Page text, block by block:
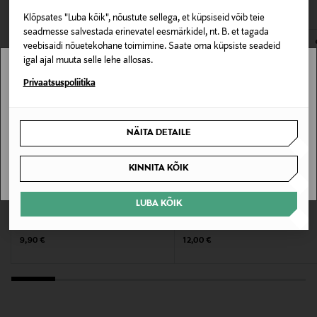
Klõpsates "Luba kõik", nõustute sellega, et küpsiseid võib teie
seadmesse salvestada erinevatel eesmärkidel, nt. B. et tagada
veebisaidi nõuetekohane toimimine. Saate oma küpsiste seadeid
igal ajal muuta selle lehe allosas.
Privaatsuspoliitika
NÄITA DETAILE
KINNITA KÕIK
LUBA KÕIK
Suurus
60 ml
Valmistaja tootenumber
9001030
Tootja
Transmeri Oy
E-POE TAGASTUSED
Original Price
9,90 €
Original Price
12,00 €
Stockmann pole Sinu riigis saadaval.
SAAN ARU